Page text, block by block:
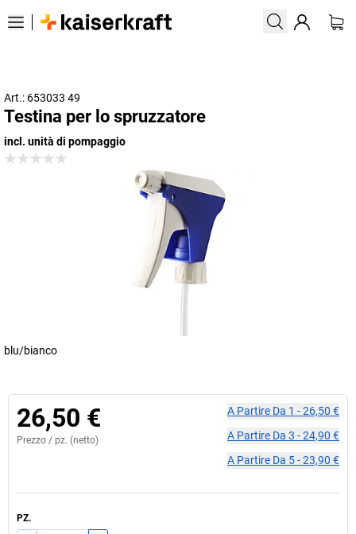
Art.: 653033 49
Testina per lo spruzzatore
incl. unità di pompaggio
blu/bianco
26,50 €
Prezzo / pz. (netto)
A Partire Da 1 -26,50 €
A Partire Da 3 -24,90 €
A Partire Da 5-23,90 €
PZ.